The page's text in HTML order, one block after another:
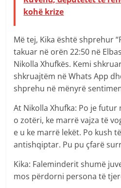
kohë krize
Më tej, Kika është shprehur
takuar në orën 22:50 në
Nikolla Xhufkës. Kemi
shkruajtëm në Whats App
shprehu në mënyrë
At Nikolla Xhufka: Po je
o zotëri, ke marrë vajza të
e u ke marrë lekët. Po kush
antishqiptar. Pu pu çfarë
Kika: Faleminderit shumë
mos përdorni persona të